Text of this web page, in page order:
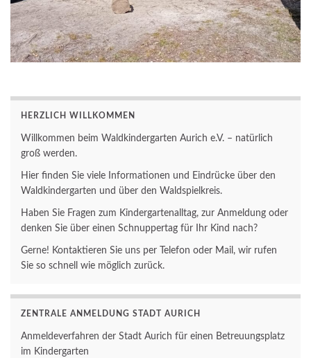
HERZLICH WILLKOMMEN
Willkommen beim Waldkindergarten Aurich e.V. – natürlich
groß werden.
Hier finden Sie viele Informationen und Eindrücke über den
Waldkindergarten und über den Waldspielkreis.
Haben Sie Fragen zum Kindergartenalltag, zur Anmeldung oder
denken Sie über einen Schnuppertag für Ihr Kind nach?
Gerne! Kontaktieren Sie uns per Telefon oder Mail, wir rufen
Sie so schnell wie möglich zurück.
ZENTRALE ANMELDUNG STADT AURICH
Anmeldeverfahren der Stadt Aurich für einen Betreuungsplatz
im Kindergarten